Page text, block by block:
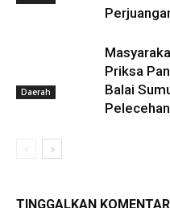
Daerah
Priksa
Balai
TINGGALKAN KOMENTAR